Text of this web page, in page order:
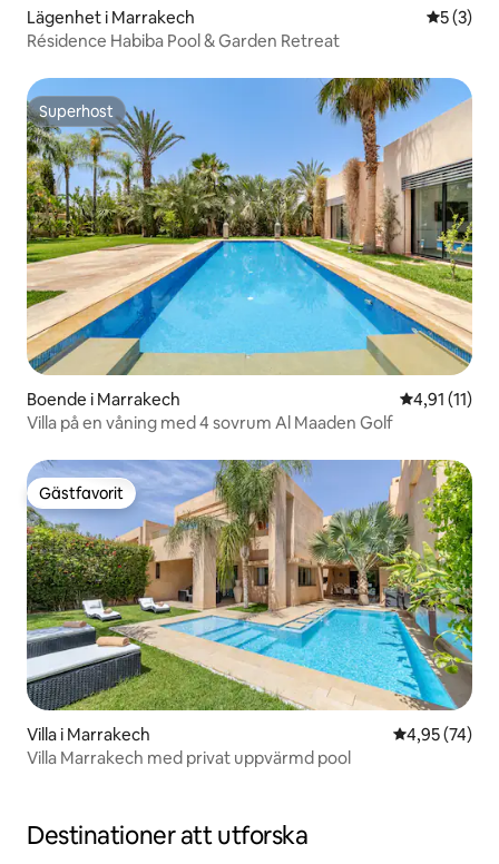
Lägenhet i Marrakech 5 av 5 i
5 (3)
Résidence Habiba Pool & Garden Retreat
Superhost
Superhost
Boende i Marrakech 4,91 av 5 i
4,91 (11)
Villa på en våning med 4 sovrum Al Maaden Golf
Gästfavorit
Gästfavorit
Villa i Marrakech 4,95 av 5 i
4,95 (74)
Villa Marrakech med privat uppvärmd pool
Destinationer att utforska